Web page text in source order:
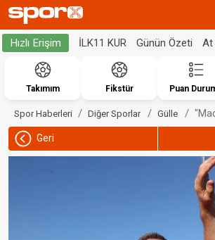
Hızlı Erişim İLK11 KUR Günün Özeti At
Takımım Fikstür Puan
Spor Haberleri Diğer Sporlar Gülle
Geri